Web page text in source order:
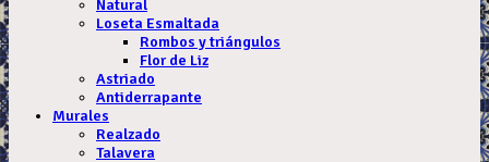
Natural
Loseta Esmaltada
Rombos y triángulos
Flor de Liz
Astriado
Antiderrapante
Murales
Realzado
Talavera